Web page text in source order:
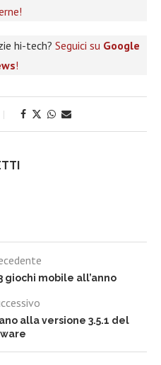
hi-tech? Seguici su Google
!
giochi mobile all’anno
alla versione 3.5.1 del